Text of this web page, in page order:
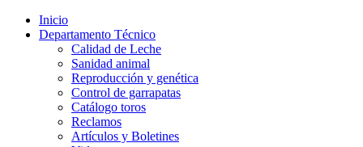
Inicio
Departamento Técnico
Calidad de Leche
Sanidad animal
Reproducción y genética
Control de garrapatas
Catálogo toros
Reclamos
Artículos y Boletines